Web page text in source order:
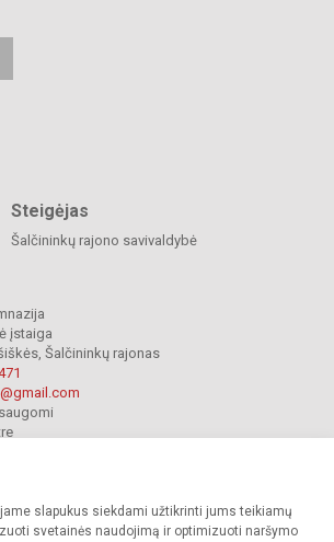
slapukus siekdami užtikrinti jums teikiamų
svetainės naudojimą ir optimizuoti naršymo
Steigėjas
Šalčininkų rajono savivaldybė
įstaiga
Šalčininkų rajonas
r. Eišiškių gimnazija. Visos teisės saugomos.